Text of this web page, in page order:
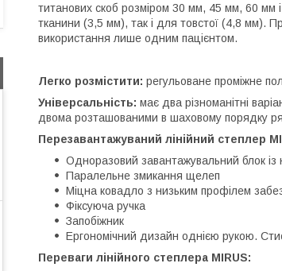
титанових скоб розміром 30 мм, 45 мм, 60 мм
тканини (3,5 мм), так і для товстої (4,8 мм).
використання лише одним пацієнтом.
Легко розмістити: регульоване проміжне
Універсальність: має два різноманітні
двома розташованими в шаховому порядку
Перезавантажуваний лінійний степлер
Одноразовий завантажувальний блок із
Паралельне змикання щелеп
Міцна ковадло з низьким профілем
Фіксуюча ручка
Запобіжник
Ергономічний дизайн однією рукою.
Переваги лінійного степлера MIRUS: